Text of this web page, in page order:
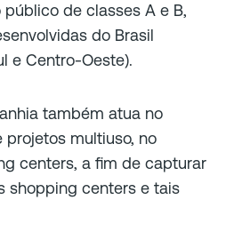
de classes A e B,
do Brasil
e Centro-Oeste).
também atua no
multiuso, no
centers, a fim de capturar
shopping centers e tais